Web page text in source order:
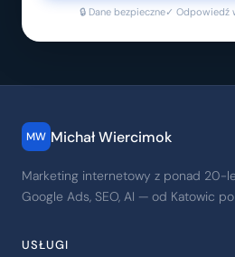
🔒 Dane bezpieczne✓ Odpowiedź
MW Michał Wiercimok
Marketing internetowy z ponad 20-
Google Ads, SEO, AI — od Katowic po
USŁUGI